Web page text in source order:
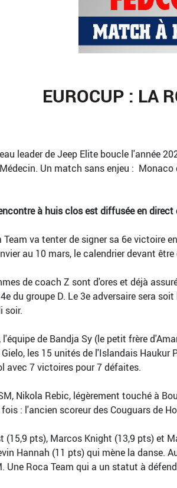
EUROCUP : LA
leader de Jeep Elite boucle l'année
Un match sans enjeu : Monaco
à huis clos est diffusée en
Team va tenter de signer sa 6e victoire
au 10 mars, le calendrier devant
de coach Z sont d'ores et déjà
du groupe D. Le 3e adversaire sera
soir.
l'équipe de Bandja Sy (le petit frère
les 15 unités de l'Islandais
avec 7 victoires pour 7 défaites.
Nikola Rebic, légèrement touché à
: l'ancien scoreur des Couguars de
(15,9 pts), Marcos Knight (13,9 pts) et
Hannah (11 pts) qui mène la danse.
Une Roca Team qui a un statut à